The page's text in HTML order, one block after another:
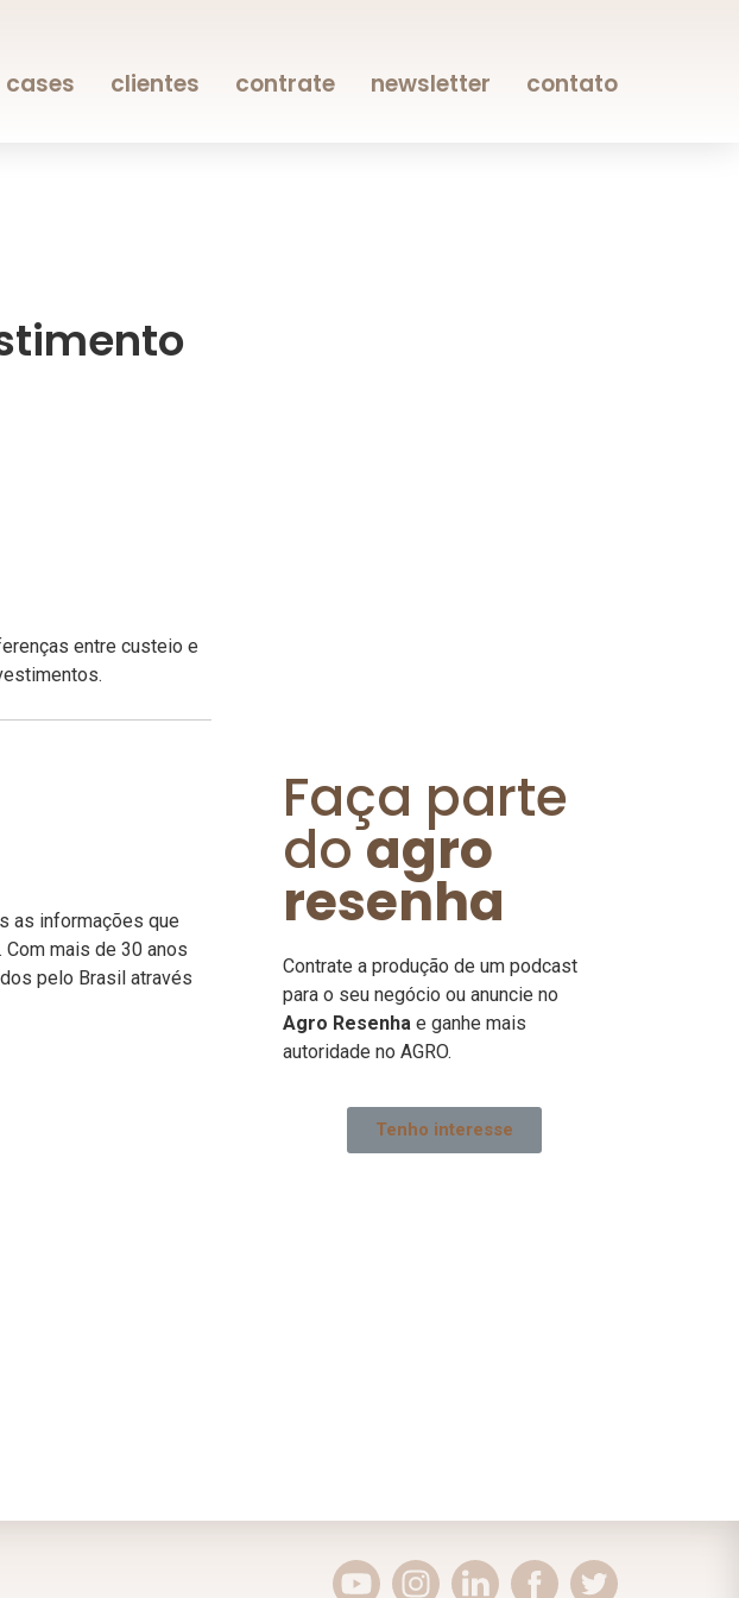
cases clientes contrate newsletter contato
entre custeio e
as informações que
mais de 30 anos
pelo Brasil através
Faça parte
doagro
resenha
Contrate a produção de um podcast
para o seu negócio ou anuncie no
Agro Resenha e ganhe mais
autoridade no AGRO.
Tenho interesse